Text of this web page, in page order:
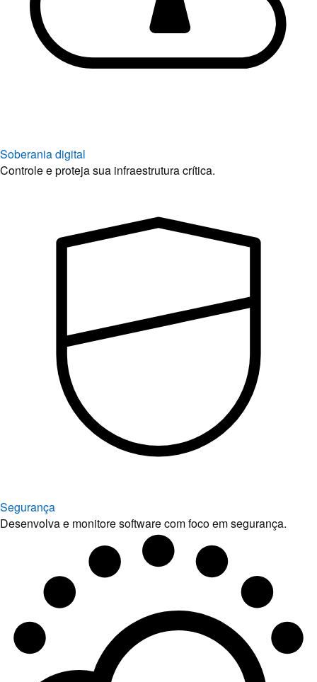
Soberania digital
Controle e proteja sua infraestrutura crítica.
Segurança
Desenvolva e monitore software com foco em segurança.